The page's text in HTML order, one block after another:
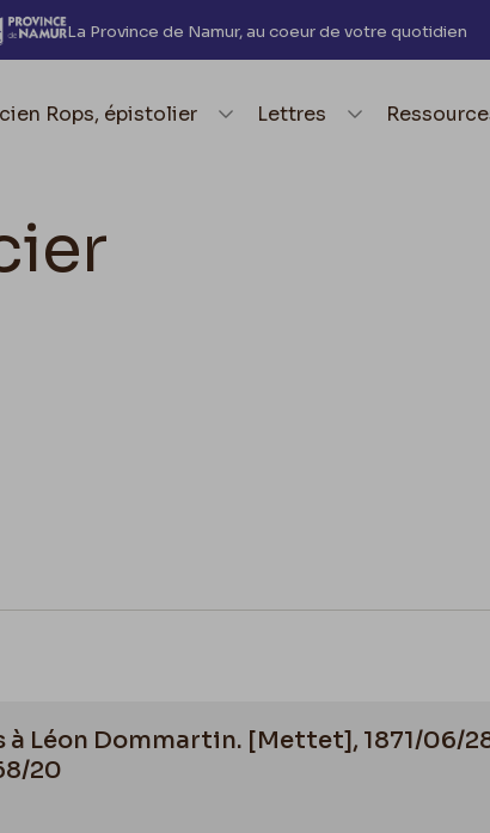
La Province de Namur, au coeur de votre quotidien
Rops, épistolier Lettres
à Léon Dommartin. [Mettet], 1871/06/
20